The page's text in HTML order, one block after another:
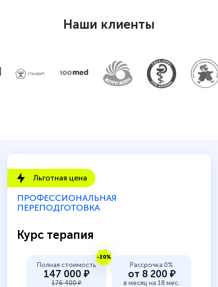
Наши клиенты
Льготная цена
ПРОФЕССИОНАЛЬНАЯ
ПЕРЕПОДГОТОВКА
Курс терапия
-20%
Полная стоимость
147 000 ₽
176 400 ₽
Рассрочка 0%
от 8 200 ₽
в месяц на 18 мес.